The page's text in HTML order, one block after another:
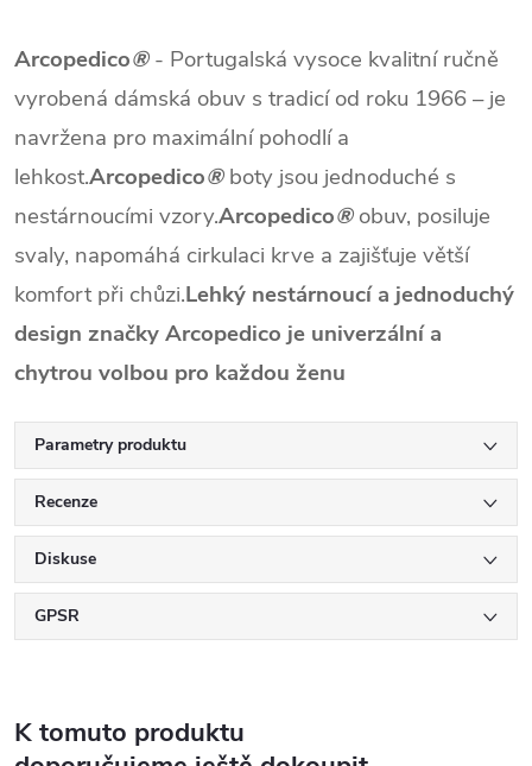
Arcopedico®- Portugalská vysoce kvalitní ručně
vyrobená dámská obuv s tradicí od roku 1966 – je
navržena pro maximální pohodlí a
lehkost.Arcopedico®boty jsou jednoduché s
nestárnoucími vzory.Arcopedico® obuv, posiluje
svaly, napomáhá cirkulaci krve a zajišťuje větší
komfort při chůzi.Lehký nestárnoucí a jednoduchý
design značky Arcopedico je univerzální a
chytrou volbou pro každou ženu
Parametry produktu
Recenze
Diskuse
GPSR
K tomuto produktu